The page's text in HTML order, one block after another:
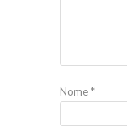
Nome*